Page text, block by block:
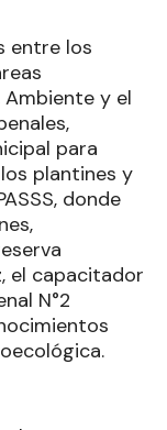
entre los
Ambiente y el
para
plantines y
donde
el capacitador
N°2